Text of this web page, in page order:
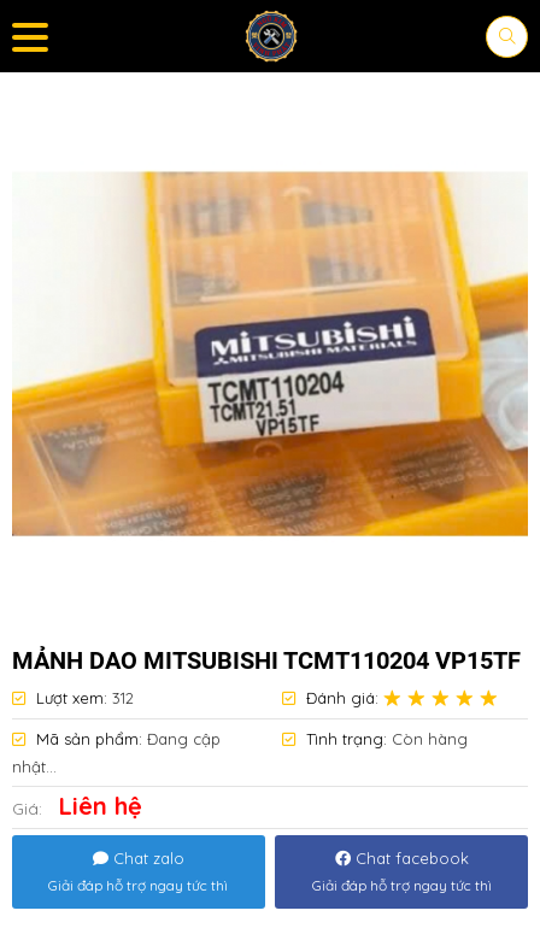
MẢNH DAO MITSUBISHI TCMT110204 VP15TF
Lượt xem: 312 Đánh giá:
Mã sản phẩm: Đang cập
nhật...
Tình trạng: Còn hàng
Giá: Liên hệ
Chat zalo
Giải đáp hỗ trợ ngay tức thì
Chat facebook
Giải đáp hỗ trợ ngay tức thì